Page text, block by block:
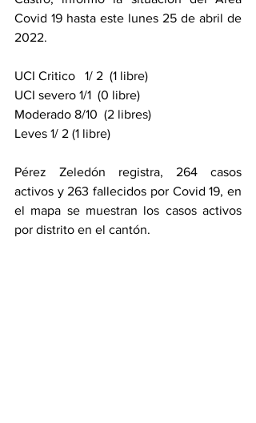
Covid 19 hasta este lunes 25 de abril de
2022.
UCI Critico   1/ 2  (1 libre)
UCI severo 1/1  (0 libre)
Moderado 8/10  (2 libres)
Leves 1/ 2 (1 libre)
Pérez Zeledón registra, 264 casos
activos y 263 fallecidos por Covid 19, en
el mapa se muestran los casos activos
por distrito en el cantón.